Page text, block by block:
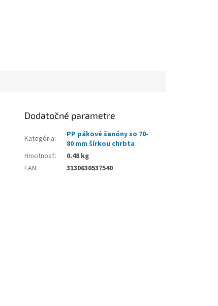
Dodatočné parametre
Kategória:
PP pákové šanóny so 70-
80 mm šírkou chrbta
Hmotnosť:
0.48 kg
EAN: 3130630537540